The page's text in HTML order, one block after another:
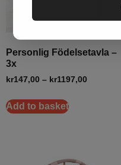
Personlig Födelsetavla –
3x
kr147,00 – kr1197,00
Add to basket